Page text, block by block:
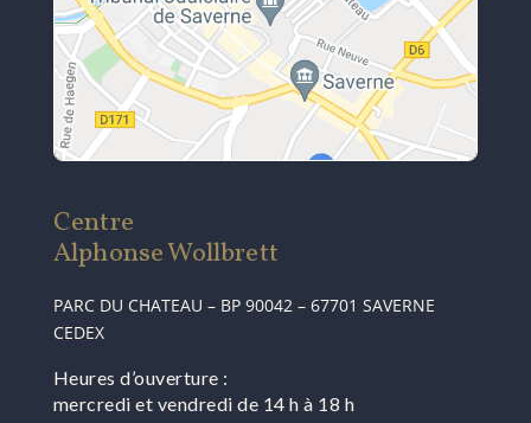
Centre
Alphonse Wollbrett
PARC DU CHATEAU – BP 90042 – 67701 SAVERNE
CEDEX
Heures d’ouverture :
mercredi et vendredi de 14 h à 18 h